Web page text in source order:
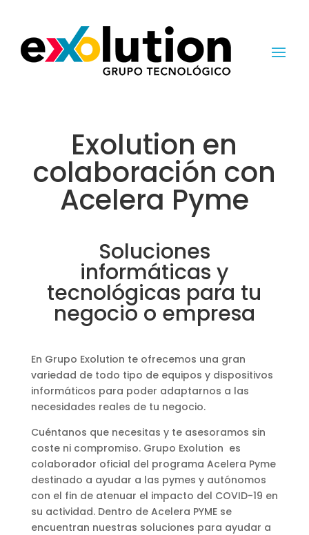
Exolution en
colaboración con
Acelera Pyme
Soluciones
informáticas y
tecnológicas para tu
negocio o empresa
En Grupo Exolution te ofrecemos una gran
variedad de todo tipo de equipos y dispositivos
informáticos para poder adaptarnos a las
necesidades reales de tu negocio.
Cuéntanos que necesitas y te asesoramos sin
coste ni compromiso. Grupo Exolution es
colaborador oficial del programa Acelera Pyme
destinado a ayudar a las pymes y autónomos
con el fin de atenuar el impacto del COVID-19 en
su actividad. Dentro de Acelera PYME se
encuentran nuestras soluciones para ayudar a